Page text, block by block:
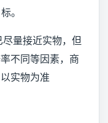
。
量接近实物，但
不同等因素，商
实物为准